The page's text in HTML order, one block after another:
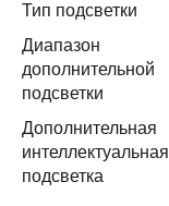
Тип подсветки
Диапазон
дополнительной
подсветки
Дополнительная
интеллектуальная
подсветка